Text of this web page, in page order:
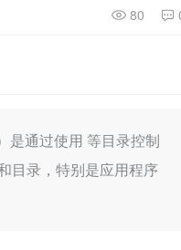
80
是通过使用 等目录控制
目录，特别是应用程序